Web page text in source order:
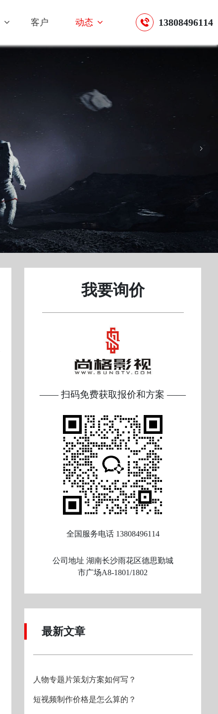
客户 动态 13808496114
我要询价
—— 扫码免费获取报价和方案 ——
全国服务电话 13808496114
公司地址 湖南长沙雨花区德思勤城
市广场A8-1801/1802
最新文章
人物专题片策划方案如何写？
短视频制作价格是怎么算的？